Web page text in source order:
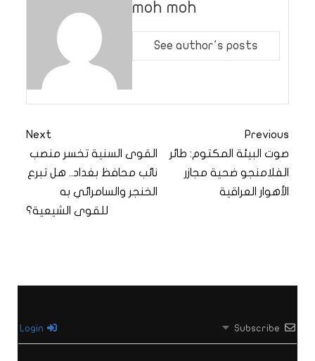
moh moh
See author's posts
Previous
صوت البيئة المكتوم: طائر
الفلامنجو ضحية مجازر
الأهوار العراقية
Next
القوى السنية تخسر منصب
نائب محافظ بغداد.. هل تبرع
الخنجر والسامرائي به
للقوى الشيعية؟
Subscribe